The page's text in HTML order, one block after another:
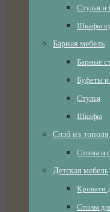
Стулья и
Шкафы
Барная мебель
Барные
Буфеты
Стулья
Шкафы
Слэб из
Столы и
Детская мебель
Кровати
Столы